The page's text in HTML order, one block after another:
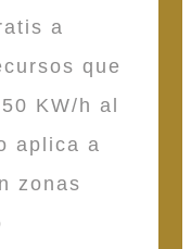
a
que
KW/h al
aplica a
zonas